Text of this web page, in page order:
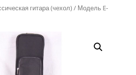
гитара (чехол)/ Модель E-